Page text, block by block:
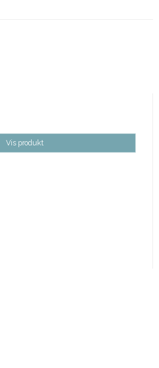
Vis produkt